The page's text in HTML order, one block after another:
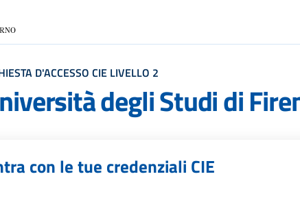
D'ACCESSO CIE LIVELLO 2
degli Studi di
con le tue credenziali CIE